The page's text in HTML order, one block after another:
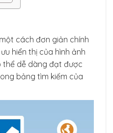
cách đơn giản chính
hiển thị của hình ảnh
thể dễ dàng đạt được
bảng tìm kiếm của